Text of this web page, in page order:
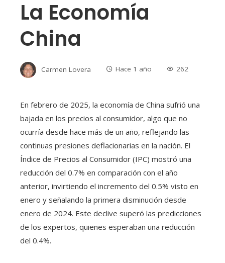
La Economía
China
Carmen Lovera Hace 1 año 262
En febrero de 2025, la economía de China sufrió una
bajada en los precios al consumidor, algo que no
ocurría desde hace más de un año, reflejando las
continuas presiones deflacionarias en la nación. El
Índice de Precios al Consumidor (IPC) mostró una
reducción del 0.7% en comparación con el año
anterior, invirtiendo el incremento del 0.5% visto en
enero y señalando la primera disminución desde
enero de 2024. Este declive superó las predicciones
de los expertos, quienes esperaban una reducción
del 0.4%.